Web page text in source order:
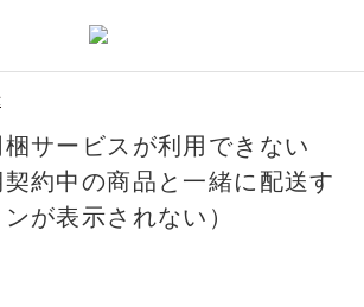
サービスが利用できない
契約中の商品と一緒に配送す
が表示されない）